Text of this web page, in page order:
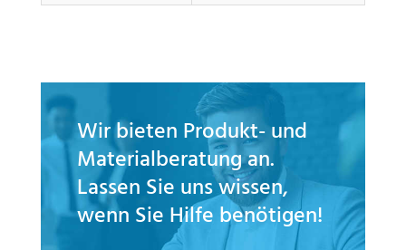
Wir bieten Produkt- und
Materialberatung an.
Lassen Sie uns wissen,
wenn Sie Hilfe benötigen!